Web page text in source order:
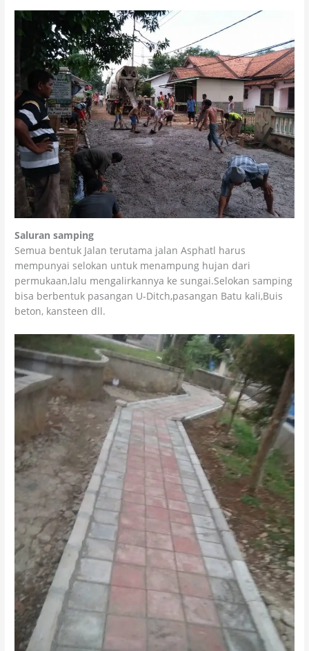
Saluran samping
Semua bentuk Jalan terutama jalan Asphatl harus
mempunyai selokan untuk menampung hujan dari
permukaan,lalu mengalirkannya ke sungai.Selokan samping
bisa berbentuk pasangan U-Ditch,pasangan Batu kali,Buis
beton, kansteen dll.